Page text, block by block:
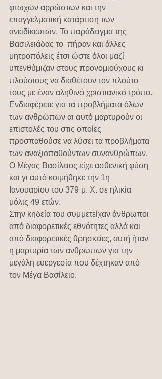
φτωχών αρρώστων και την
επαγγελματική κατάρτιση των
ανειδίκευτων. Το παράδειγμα της
Βασιλειάδας το  πήραν και άλλες
μητροπόλεις έτσι ώστε όλοι μαζί
υπενθύμιζαν στους προνομιούχους κι
πλούσιους να διαθέτουν τον πλούτο
τους με έναν αληθινό χριστιανικό τρόπο.
Ενδιαφέρετε για τα προβλήματα όλων
των ανθρώπων αι αυτό μαρτυρούν οι
επιστολές του στις οποίες
προσπαθούσε να λύσει τα προβλήματα
των αναξιοπαθούντων συνανθρώπων.
Ο Μέγας Βασίλειος είχε ασθενική φύση
και γι αυτό κοιμήθηκε την 1η
Ιανουαρίου του 379 μ. Χ. σε ηλικία
μόλις 49 ετών.
Στην κηδεία του συμμετείχαν άνθρωποι
από διαφορετικές εθνότητες αλλά και
από διαφορετικές θρησκείες, αυτή ήταν
η μαρτυρία των ανθρώπων για την
μεγάλη ευεργεσία που δέχτηκαν από
τον Μέγα Βασίλειο.